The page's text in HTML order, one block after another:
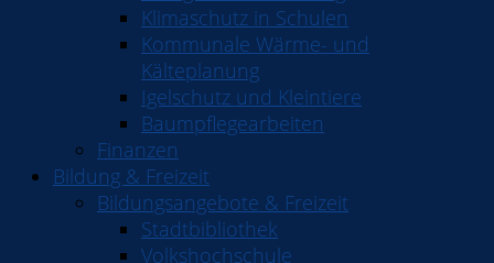
Klimaschutz in Schulen
Kommunale Wärme- und
Kälteplanung
Igelschutz und Kleintiere
Baumpflegearbeiten
Finanzen
Bildung & Freizeit
Bildungsangebote & Freizeit
Stadtbibliothek
Volkshochschule